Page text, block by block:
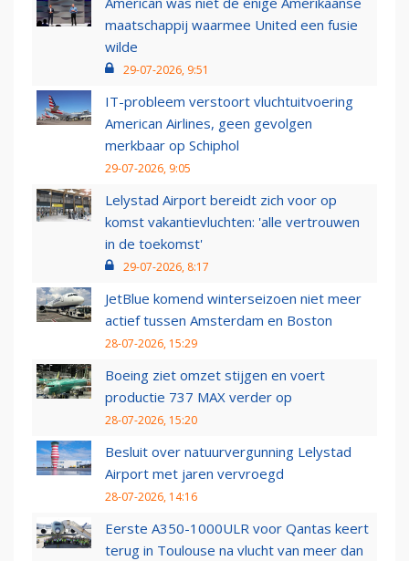
maatschappij waarmee United een fusie
wilde
29-07-2026, 9:51
IT-probleem verstoort vluchtuitvoering
American Airlines, geen gevolgen
merkbaar op Schiphol
29-07-2026, 9:05
Lelystad Airport bereidt zich voor op
komst vakantievluchten: 'alle vertrouwen
in de toekomst'
29-07-2026, 8:17
JetBlue komend winterseizoen niet meer
actief tussen Amsterdam en Boston
28-07-2026, 15:29
Boeing ziet omzet stijgen en voert
productie 737 MAX verder op
28-07-2026, 15:20
Besluit over natuurvergunning Lelystad
Airport met jaren vervroegd
28-07-2026, 14:16
Eerste A350-1000ULR voor Qantas keert
terug in Toulouse na vlucht van meer dan